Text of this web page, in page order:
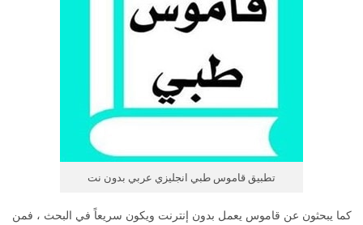
تطبيق قاموس طبي انجليزي عربي بدون نت
كما يبحثون عن قاموس يعمل بدون إنترنت ويكون سريعاً في البحث ، فمن